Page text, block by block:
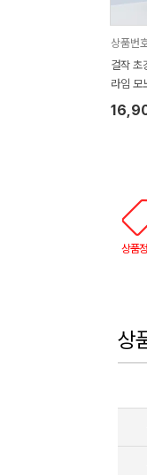
상품번
걸작 초
라임 모
상품
상